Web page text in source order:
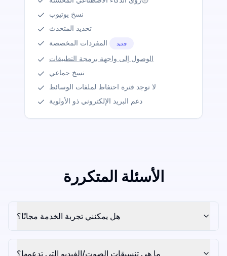
نسخ يوتيوب
تحديد المتحدث
المفردات المخصصة
جديد
الوصول إلى واجهة برمجة التطبيقات
نسخ جماعي
لا توجد فترة احتفاظ لملفات الوسائط
دعم البريد الإلكتروني ذو الأولوية
الأسئلة المتكررة
هل يمكنني تجربة الخدمة مجانًا؟
ما هي تنسيقات الصوت/الفيديو التي تدعمها؟